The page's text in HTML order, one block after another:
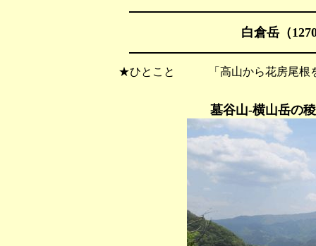
白倉岳（
★ひとこと 「高山から花房尾根を
墓谷山-横山岳の